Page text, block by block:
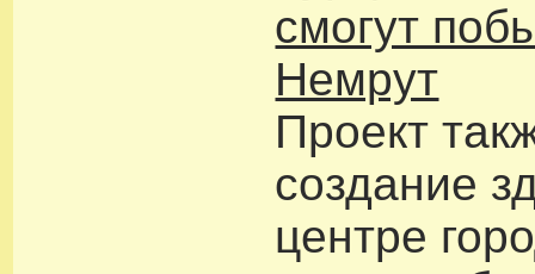
смогут
Немрут
Проект
создание
центре